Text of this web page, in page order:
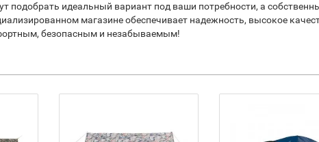
идеальный вариант под ваши потребности, а
магазине обеспечивает надежность, высокое
безопасным и незабываемым!